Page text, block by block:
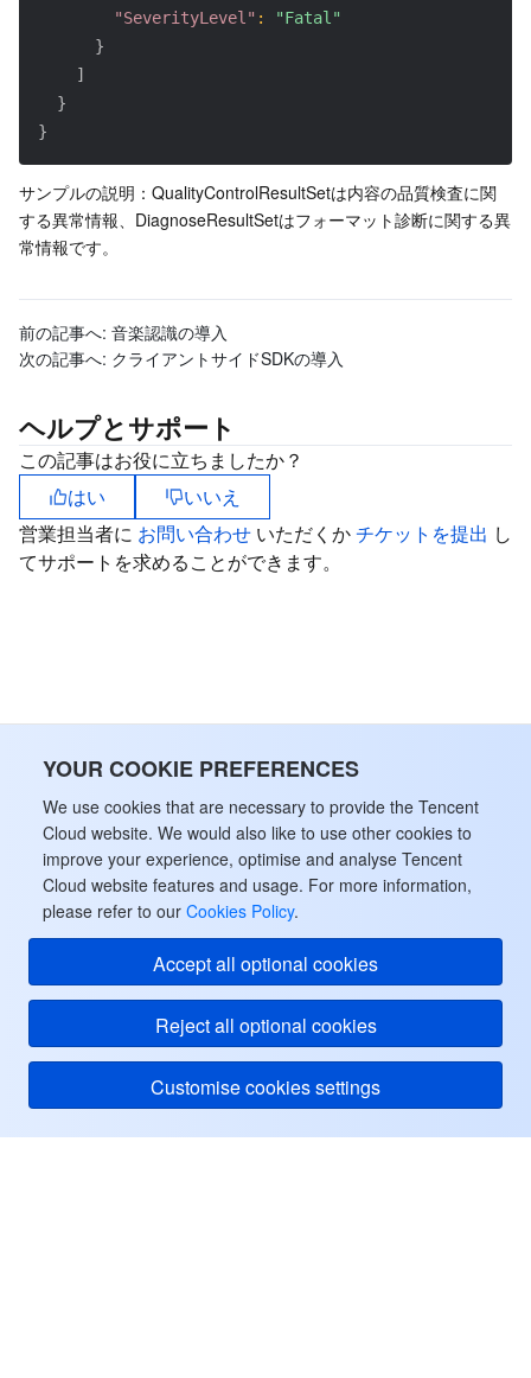
YOUR COOKIE PREFERENCES
We use cookies that are necessary to provide the Tencent
Cloud website. We would also like to use other cookies to
improve your experience, optimise and analyse Tencent
Cloud website features and usage. For more information,
please refer to our Cookies Policy.
Accept all optional cookies
Reject all optional cookies
Customise cookies settings
"SeverityLevel" :
"Fatal"
}
]
}
}
サンプルの説明：QualityControlResultSetは内容の品質検査に関
する異常情報、DiagnoseResultSetはフォーマット診断に関する異
常情報です。
前の記事へ: 音楽認識の導入
次の記事へ: クライアントサイドSDKの導入
ヘルプとサポート
この記事はお役に立ちましたか？
はい
いいえ
営業担当者に お問い合わせ いただくかチケットを提出 し
てサポートを求めることができます。